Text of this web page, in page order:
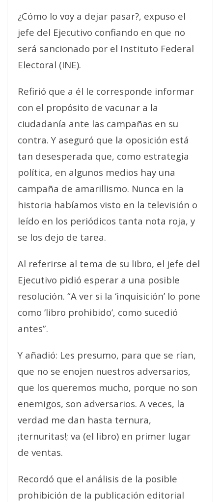
¿Cómo lo voy a dejar pasar?, expuso el
jefe del Ejecutivo confiando en que no
será sancionado por el Instituto Federal
Electoral (INE).
Refirió que a él le corresponde informar
con el propósito de vacunar a la
ciudadanía ante las campañas en su
contra. Y aseguró que la oposición está
tan desesperada que, como estrategia
política, en algunos medios hay una
campaña de amarillismo. Nunca en la
historia habíamos visto en la televisión o
leído en los periódicos tanta nota roja, y
se los dejo de tarea.
Al referirse al tema de su libro, el jefe del
Ejecutivo pidió esperar a una posible
resolución. “A ver si la ‘inquisición’ lo pone
como ‘libro prohibido’, como sucedió
antes”.
Y añadió: Les presumo, para que se rían,
que no se enojen nuestros adversarios,
que los queremos mucho, porque no son
enemigos, son adversarios. A veces, la
verdad me dan hasta ternura,
¡ternuritas!; va (el libro) en primer lugar
de ventas.
Recordó que el análisis de la posible
prohibición de la publicación editorial